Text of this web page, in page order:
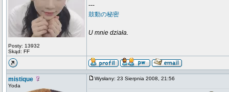
Posty: 13932
Skąd: FF
---
鼓動の秘密
U mnie działa.
mistique
Yoda
Wysłany: 23 Sierpnia 2008, 21:56